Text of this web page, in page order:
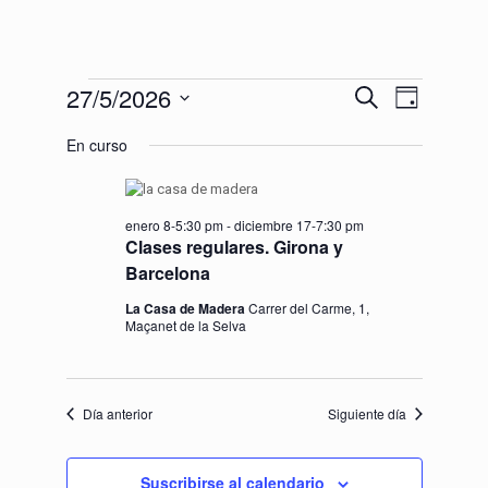
Eventos
en
mayo,
2026
de
y
de
Buscar
de
vistas
Día
27/5/2026
la
En curso
Clases regulares. Girona y
Barcelona
enero 8-5:30 pm-diciembre 17-7:30 pm
La Casa de MaderaCarrer del Carme, 1,
Maçanet de la Selva
Día anterior Siguiente día
Suscribirse al calendario